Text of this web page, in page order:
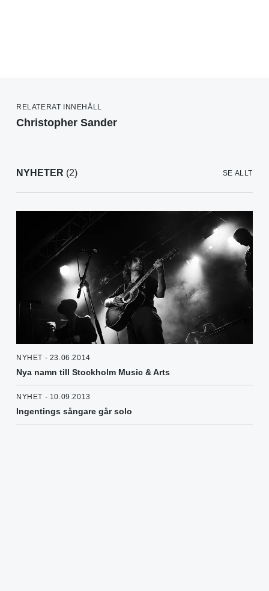
RELATERAT INNEHÅLL
Christopher Sander
NYHETER (2) SE ALLT
NYHET - 23.06.2014
Nya namn till Stockholm Music & Arts
NYHET - 10.09.2013
Ingentings sångare går solo